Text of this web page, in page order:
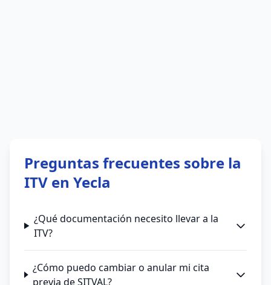
Preguntas frecuentes sobre la
ITV en Yecla
¿Qué documentación necesito llevar a la
ITV?
¿Cómo puedo cambiar o anular mi cita
previa de SITVAL?